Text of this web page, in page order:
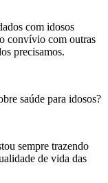
com idosos
convívio com outras
precisamos.
saúde para idosos?
sempre trazendo
de vida das